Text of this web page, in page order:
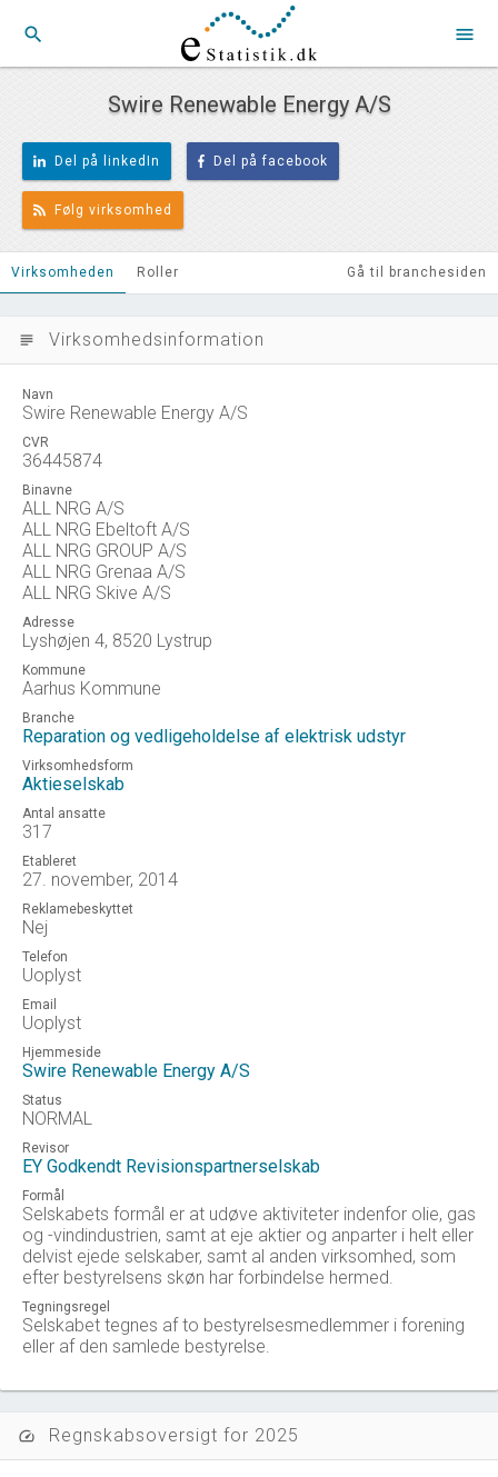
search menu
Swire Renewable Energy A/S
Del på linkedIn Del på facebook
Følg virksomhed
Virksomheden Roller Gå til branchesiden
subject Virksomhedsinformation
Navn
Swire Renewable Energy A/S
CVR
36445874
Binavne
ALL NRG A/S
ALL NRG Ebeltoft A/S
ALL NRG GROUP A/S
ALL NRG Grenaa A/S
ALL NRG Skive A/S
Adresse
Lyshøjen 4, 8520 Lystrup
Kommune
Aarhus Kommune
Branche
Reparation og vedligeholdelse af elektrisk udstyr
Virksomhedsform
Aktieselskab
Antal ansatte
317
Etableret
27. november, 2014
Reklamebeskyttet
Nej
Telefon
Uoplyst
Email
Uoplyst
Hjemmeside
Swire Renewable Energy A/S
Status
NORMAL
Revisor
EY Godkendt Revisionspartnerselskab
Formål
Selskabets formål er at udøve aktiviteter indenfor olie, gas
og -vindindustrien, samt at eje aktier og anparter i helt eller
delvist ejede selskaber, samt al anden virksomhed, som
efter bestyrelsens skøn har forbindelse hermed.
Tegningsregel
Selskabet tegnes af to bestyrelsesmedlemmer i forening
eller af den samlede bestyrelse.
speed Regnskabsoversigt for 2025